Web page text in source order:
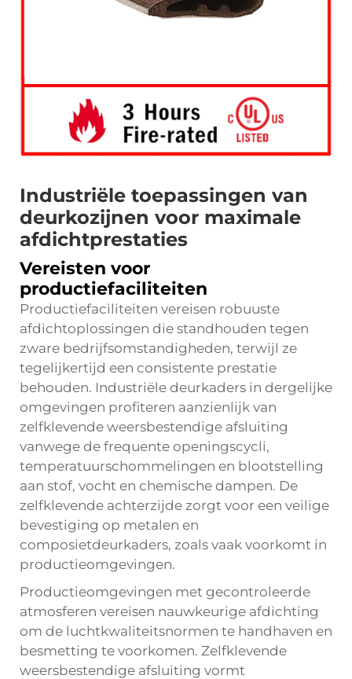
Industriële toepassingen van
deurkozijnen voor maximale
afdichtprestaties
Vereisten voor
productiefaciliteiten
Productiefaciliteiten vereisen robuuste
afdichtoplossingen die standhouden tegen
zware bedrijfsomstandigheden, terwijl ze
tegelijkertijd een consistente prestatie
behouden. Industriële deurkaders in dergelijke
omgevingen profiteren aanzienlijk van
zelfklevende weersbestendige afsluiting
vanwege de frequente openingscycli,
temperatuurschommelingen en blootstelling
aan stof, vocht en chemische dampen. De
zelfklevende achterzijde zorgt voor een veilige
bevestiging op metalen en
composietdeurkaders, zoals vaak voorkomt in
productieomgevingen.
Productieomgevingen met gecontroleerde
atmosferen vereisen nauwkeurige afdichting
om de luchtkwaliteitsnormen te handhaven en
besmetting te voorkomen. Zelfklevende
weersbestendige afsluiting vormt